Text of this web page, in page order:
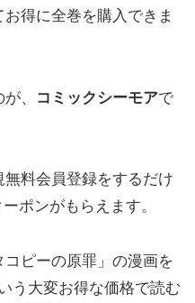
得に全巻を購入できま
、 コミックシーモアで
料会員登録をするだけ
ポンがもらえます。
ピーの原罪」の漫画を
う大変お得な価格で読む